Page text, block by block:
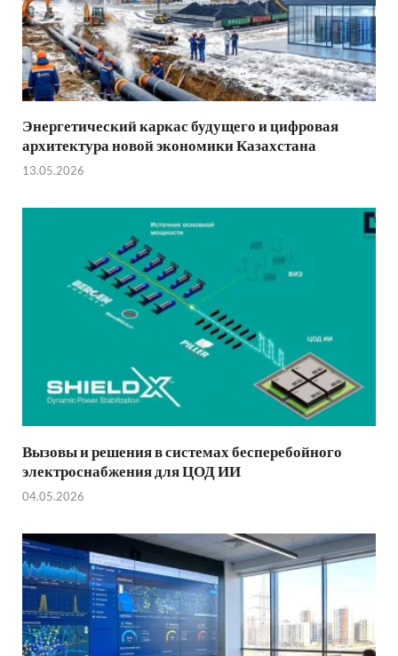
Энергетический каркас будущего и цифровая
архитектура новой экономики Казахстана
13.05.2026
Вызовы и решения в системах бесперебойного
электроснабжения для ЦОД ИИ
04.05.2026